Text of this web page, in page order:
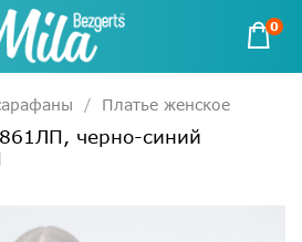
0
Платье женское
черно-синий